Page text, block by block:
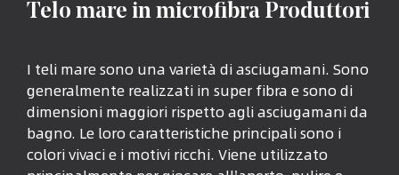
Telo mare in microfibra Produttori
I teli mare sono una varietà di asciugamani. Sono
generalmente realizzati in super fibra e sono di
dimensioni maggiori rispetto agli asciugamani da
bagno. Le loro caratteristiche principali sono i
colori vivaci e i motivi ricchi. Viene utilizzato